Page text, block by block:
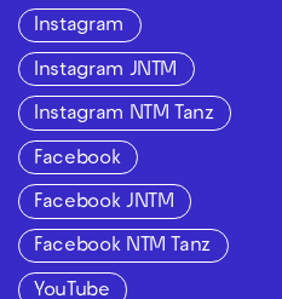
Instagram
Instagram JNTM
Instagram NTM Tanz
Facebook
Facebook JNTM
Facebook NTM Tanz
YouTube